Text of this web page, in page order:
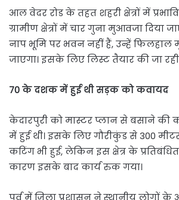
आल वेदर रोड के तहत शहरी क्षेत्रों में
ग्रामीण क्षेत्रों में चार गुना मुआवजा दिया
नाप भूमि पर भवन नहीं हैं, उन्हें फिलहाल
जाएगा। इसके लिए लिस्ट तैयार की जा रही
70 के दशक में हुई थी सड़क को कवायद
केदारपुरी को मास्टर प्लान से बसाने
में हुई थी। इसके लिए गौरीकुंड से 300
कटिंग भी हुई, लेकिन इस क्षेत्र के
कारण इसके बाद कार्य रुक गया।
पूर्व में जिला प्रशासन ने स्थानीय लोगों